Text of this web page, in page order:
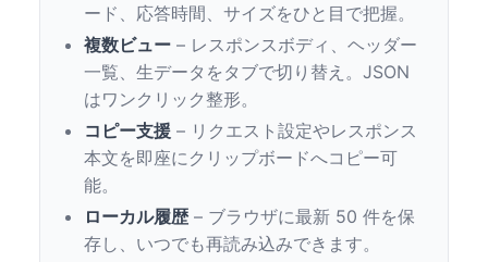
ード、応答時間、サイズをひと目で把握。
複数ビュー – レスポンスボディ、ヘッダー
一覧、生データをタブで切り替え。JSON
はワンクリック整形。
コピー支援 – リクエスト設定やレスポンス
本文を即座にクリップボードへコピー可
能。
ローカル履歴 – ブラウザに最新 50 件を保
存し、いつでも再読み込みできます。